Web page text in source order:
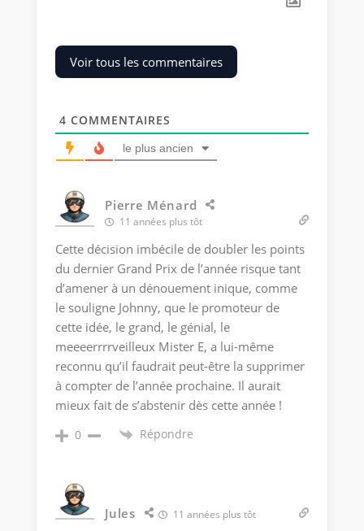
Voir tous les commentaires
4 COMMENTAIRES
le plus ancien
Pierre Ménard
11 années plus tôt
Cette décision imbécile de doubler les points
du dernier Grand Prix de l’année risque tant
d’amener à un dénouement inique, comme
le souligne Johnny, que le promoteur de
cette idée, le grand, le génial, le
meeeerrrrveilleux Mister E, a lui-même
reconnu qu’il faudrait peut-être la supprimer
à compter de l’année prochaine. Il aurait
mieux fait de s’abstenir dès cette année !
0 Répondre
Jules 11 années plus tôt